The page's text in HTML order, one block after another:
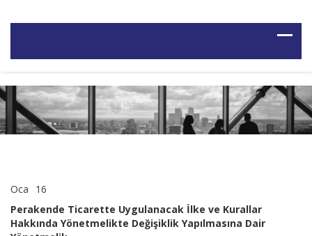
Oca 16
Uygulanacak
İlke
Perakende Ticarette Uygulanacak İlke ve Kurallar
Hakkında Yönetmelikte Değişiklik Yapılmasına Dair